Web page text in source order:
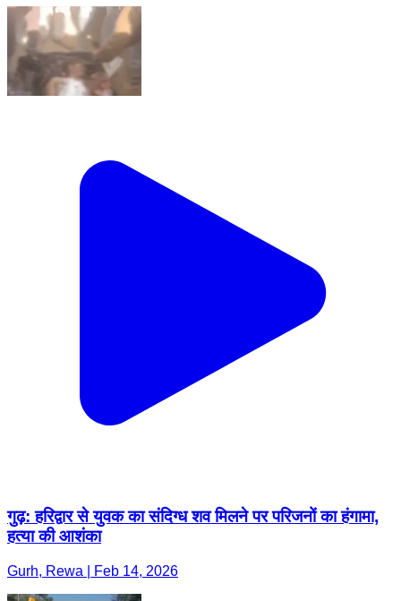
गुढ़: हरिद्वार से युवक का संदिग्ध शव मिलने पर परिजनों का हंगामा,
हत्या की आशंका
Gurh, Rewa | Feb 14, 2026